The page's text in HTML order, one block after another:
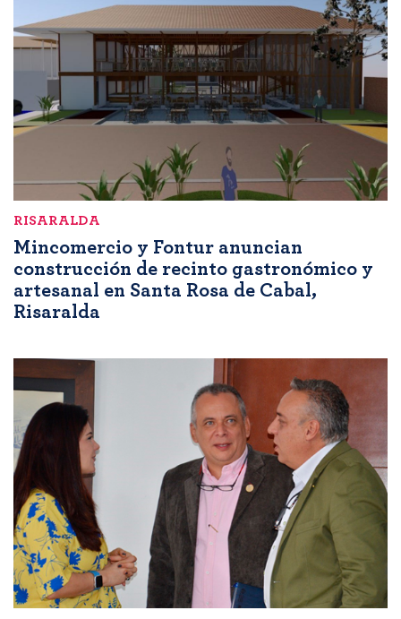
RISARALDA
Mincomercio y Fontur anuncian
construcción de recinto gastronómico y
artesanal en Santa Rosa de Cabal,
Risaralda